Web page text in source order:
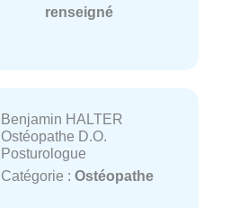
renseigné
Benjamin HALTER
Ostéopathe D.O.
Posturologue
Catégorie : Ostéopathe